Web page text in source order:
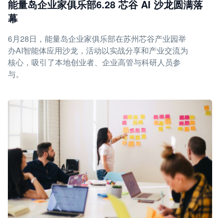
能量岛企业家俱乐部6.28 芯谷 AI 沙龙圆满落
幕
6月28日，能量岛企业家俱乐部在苏州芯谷产业园举
办AI智能体应用沙龙，活动以实战分享和产业交流为
核心，吸引了本地创业者、企业高管与科研人员参
与。